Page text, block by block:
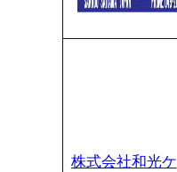
株式会社和光ケ